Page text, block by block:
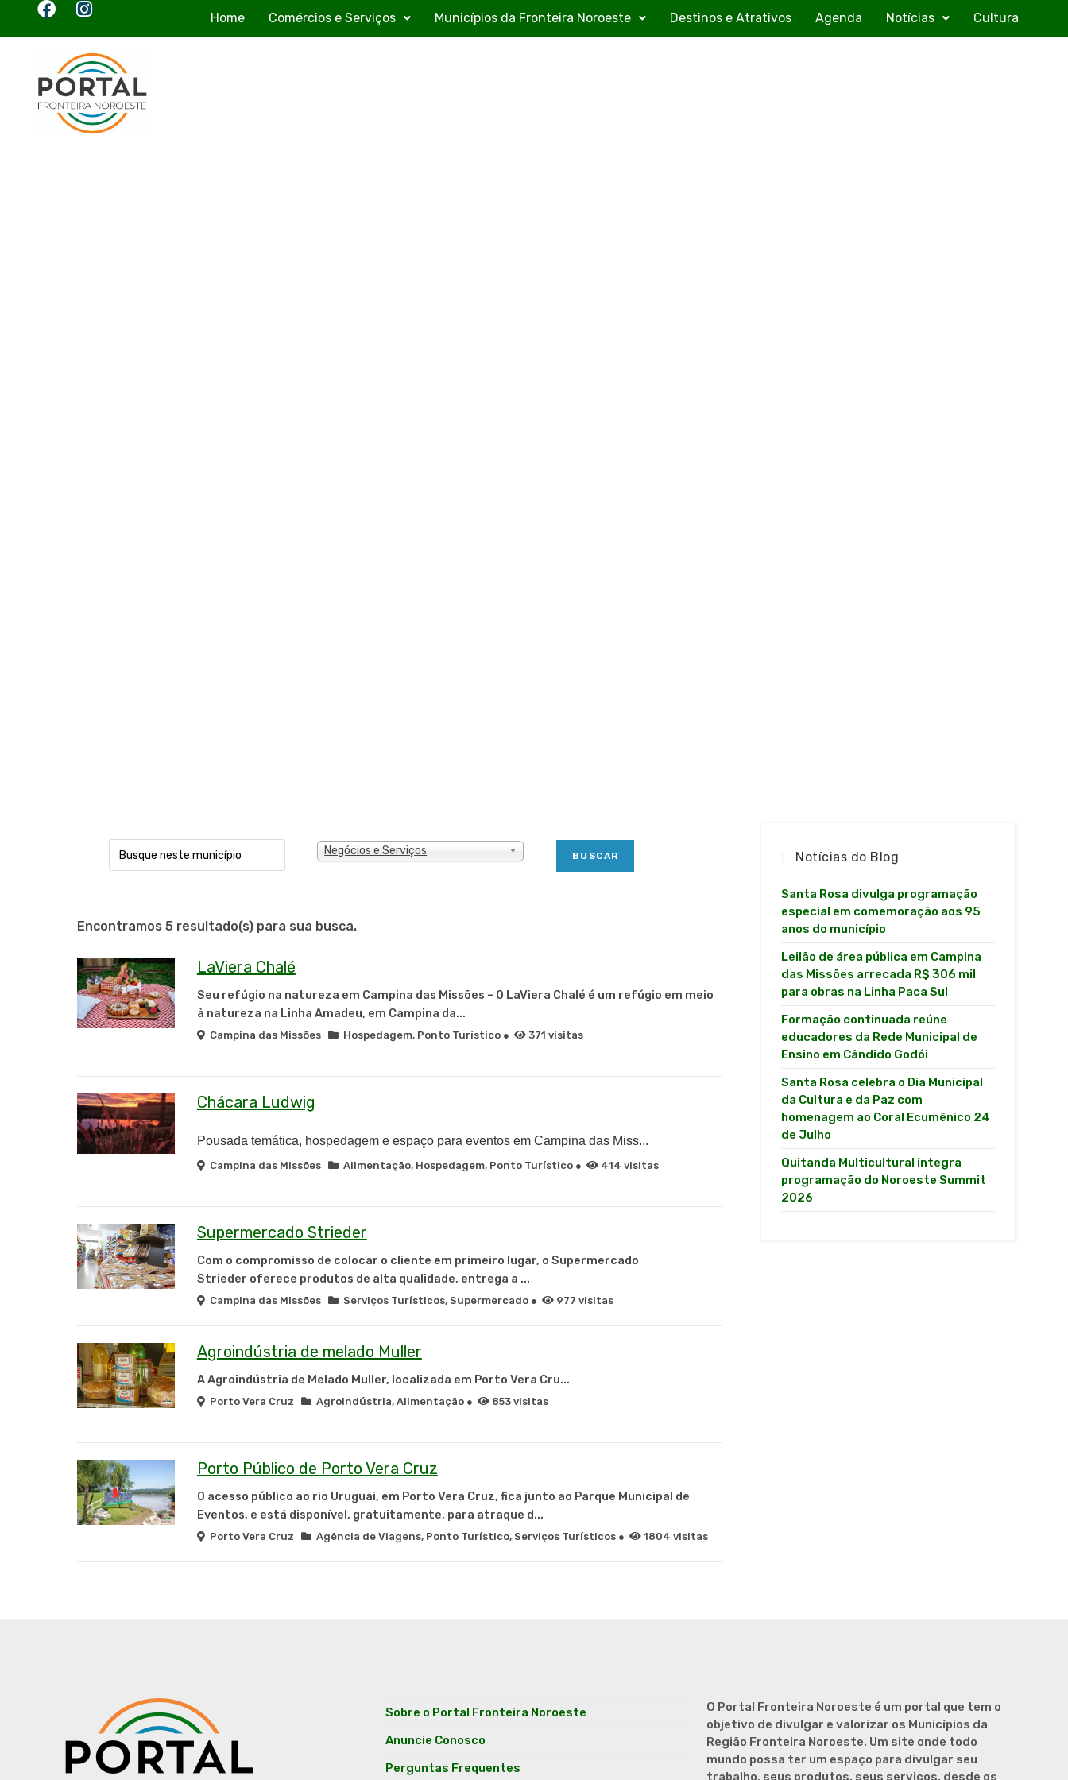
Home Comércios e Serviços Municípios da Fronteira Noroeste Destinos e Atrativos Agenda Notícias Cultura
Negócios e Serviços
Encontramos 5 resultado(s) para sua busca.
LaViera Chalé
Seu refúgio na natureza em Campina das Missões – O LaViera Chalé é um refúgio em meio
à natureza na Linha Amadeu, em Campina da...
Campina das Missões Hospedagem, Ponto Turístico ● 371 visitas
Chácara Ludwig
Pousada temática, hospedagem e espaço para eventos em Campina das Miss...
Campina das Missões Alimentação, Hospedagem, Ponto Turístico ● 414 visitas
Supermercado Strieder
Com o compromisso de colocar o cliente em primeiro lugar, o Supermercado
Strieder oferece produtos de alta qualidade, entrega a ...
Campina das Missões Serviços Turísticos, Supermercado ● 977 visitas
Agroindústria de melado Muller
AAgroindústria de Melado Muller, localizada em Porto Vera Cru...
Porto Vera Cruz Agroindústria, Alimentação ● 853 visitas
Porto Público de Porto Vera Cruz
O acesso público ao rio Uruguai, em Porto Vera Cruz, fica junto ao Parque Municipal de
Eventos, e está disponível, gratuitamente, para atraque d...
Porto Vera Cruz Agência de Viagens, Ponto Turístico, Serviços Turísticos ● 1804 visitas
Notícias do Blog
Santa Rosa divulga programação
especial em comemoração aos 95
anos do município
Leilão de área pública em Campina
das Missões arrecada R$ 306 mil
para obras na Linha Paca Sul
Formação continuada reúne
educadores da Rede Municipal de
Ensino em Cândido Godói
Santa Rosa celebra o Dia Municipal
da Cultura e da Paz com
homenagem ao Coral Ecumênico 24
de Julho
Quitanda Multicultural integra
programação do Noroeste Summit
2026
Sobre o Portal Fronteira Noroeste
Anuncie Conosco
Perguntas Frequentes
O Portal Fronteira Noroeste é um portal que tem o
objetivo de divulgar e valorizar os Municípios da
Região Fronteira Noroeste. Um site onde todo
mundo possa ter um espaço para divulgar seu
trabalho, seus produtos, seus serviços, desde os